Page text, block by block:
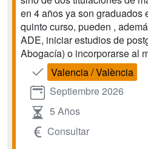
en 4 años ya son graduados
quinto curso, pueden ,
ADE, iniciar estudios de
Abogacía) o incorporarse al
Valencia / València
Septiembre 2026
5 Años
Consultar